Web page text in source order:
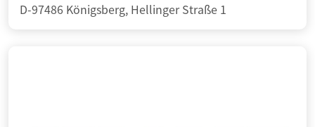
D-97486 Königsberg, Hellinger Straße 1